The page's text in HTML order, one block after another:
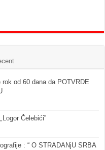
od 60 dana da POTVRDE
Čelebići”
: “ O STRADANjU SRBA